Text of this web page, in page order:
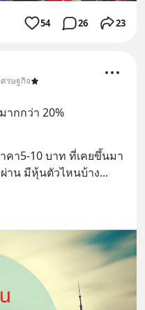
54 26 23
รษฐกิจ
ากกว่า 20%
คา5-10 บาท ที่เคยขึ้นมา
าน มีหุ้นตัวไหนบ้าง